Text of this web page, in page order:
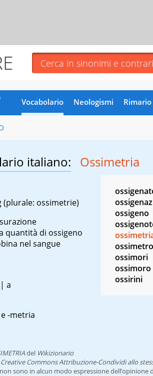
Vocabolario Neologismi Rimario
italiano: Ossimetria
(plurale: ossimetrie)
quantità di ossigeno
nel sangue
a
-metria
ossigeno
ossimetro
ossimori
ossimoro
ossirini
del Wikizionario
Creative Commons Attribuzione-Condividi allo
sono in alcun modo espressione dell’opinione